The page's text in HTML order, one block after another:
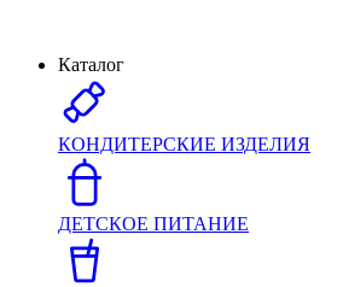
Каталог
КОНДИТЕРСКИЕ ИЗДЕЛИЯ
ДЕТСКОЕ ПИТАНИЕ